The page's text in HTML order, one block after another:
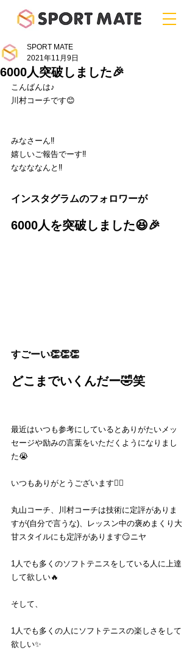
6000人突破しました🎉
SPORT MATE
2021年11月9日
こんばんは♪
川村コーチです😊
みなさーん‼️
嬉しいご報告でーす‼️
ななななんと‼️
インスタグラムのフォロワーが
6000人を突破しました😆🎉
すごーい👏👏👏
どこまでいくんだー🤣笑
最近はいつも参考にしているとありがたいメッ
セージや励みの言葉をいただくようになりまし
た😭
いつもありがとうございます🙇‍♂️
丸山コーチ、川村コーチは技術に定評がありま
すが(自分で言うな)、レッスン中の褒めまくり大
甘スタイルにも定評があります😏ニヤ
1人でも多くのソフトテニスをしている人に上達
して欲しい🔥
そして、
1人でも多くの人にソフトテニスの楽しさをして
欲しい✨